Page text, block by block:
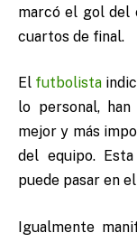
marcó el gol del
cuartos de final.
El futbolista
lo personal,
mejor y más
del equipo.
puede pasar en
Igualmente